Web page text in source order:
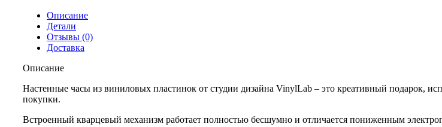
Описание
Детали
Отзывы (0)
Доставка
Описание
Настенные часы из виниловых пластинок от студии дизайна VinylLab – это креативный подарок,
покупки.
Встроенный кварцевый механизм работает полностью бесшумно и отличается пониженным